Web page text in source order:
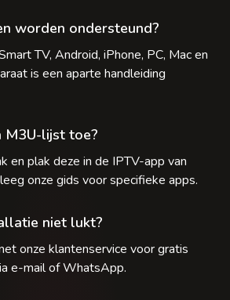
worden ondersteund?
TV, Android, iPhone, PC, Mac en
is een aparte handleiding
M3U-lijst toe?
en plak deze in de IPTV-app van
onze gids voor specifieke apps.
niet lukt?
onze klantenservice voor gratis
e-mail of WhatsApp.